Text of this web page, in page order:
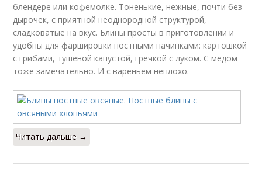
Постные рецепты Постный стол
Блины с ягодным
соусом
блендере или кофемолке. Тоненькие, нежные, почти без
дырочек, с приятной неоднородной структурой,
сладковатые на вкус. Блины просты в приготовлении и
удобны для фаршировки постными начинками: картошкой
с грибами, тушеной капустой, гречкой с луком. С медом
тоже замечательно. И с вареньем неплохо.
Читать дальше →